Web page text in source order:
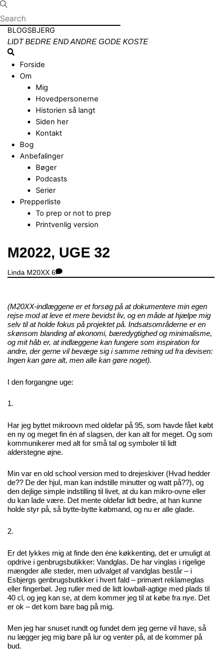
Skip
to
content
Menu
BLOGSBJERG
LIDT BEDRE END ANDRE GODE KOSTE
Search
Forside
Om
Mig
Hovedpersonerne
Historien så langt
Siden her
Kontakt
Bog
Anbefalinger
Bøger
Podcasts
Serier
Prepperliste
To prep or not to prep
Printvenlig version
Close
Menu
M2022, UGE 32
Linda M20XX 6
(M20XX-indlæggene er et forsøg på at dokumentere min egen
rejse mod at leve et mere bevidst liv, og en måde at hjælpe mig
selv til at holde fokus på projektet på. Indsatsområderne er en
skønsom blanding af økonomi, bæredygtighed og minimalisme,
og mit håb er, at indlæggene kan fungere som inspiration for
andre, der gerne vil bevæge sig i samme retning ud fra devisen:
Ingen kan gøre alt, men alle kan gøre noget).
I den forgangne uge:
1.
Har jeg byttet mikroovn med oldefar på 95, som havde fået købt
en ny og meget fin én af slagsen, der kan alt for meget. Og som
kommunikerer med alt for små tal og symboler til lidt
alderstegne øjne.
Min var en old school version med to drejeskiver (Hvad hedder
de?? De der hjul, man kan indstille minutter og watt på??), og
den dejlige simple indstilling til livet, at du kan mikro-ovne eller
du kan lade være. Det mente oldefar lidt bedre, at han kunne
holde styr på, så bytte-bytte købmand, og nu er alle glade.
2.
Er det lykkes mig at finde den éne køkkenting, det er umuligt at
opdrive i genbrugsbutikker: Vandglas. De har vinglas i rigelige
mængder alle steder, men udvalget af vandglas består – i
Esbjergs genbrugsbutikker i hvert fald – primært reklameglas
eller fingerbøl. Jeg ruller med de lidt lowball-agtige med plads til
40 cl, og jeg kan se, at dem kommer jeg til at købe fra nye. Det
er ok – det kom bare bag på mig.
Men jeg har snuset rundt og fundet dem jeg gerne vil have, så
nu lægger jeg mig bare på lur og venter på, at de kommer på
bud.